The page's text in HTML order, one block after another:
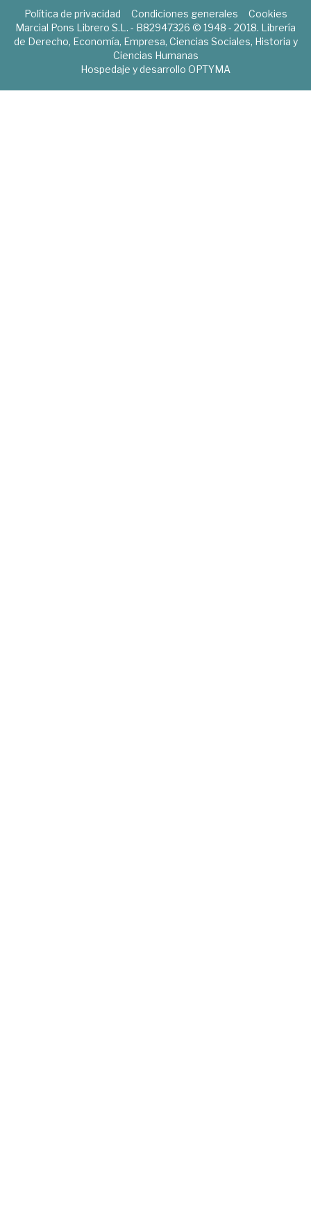
Política de privacidad Condiciones generales
Cookies
Marcial Pons Librero S.L. - B82947326 © 1948 - 2018. Librería
de Derecho, Economía, Empresa, Ciencias Sociales, Historia y
Ciencias Humanas
Hospedaje y desarrollo OPTYMA